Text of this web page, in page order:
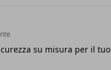
su misura per il tuo